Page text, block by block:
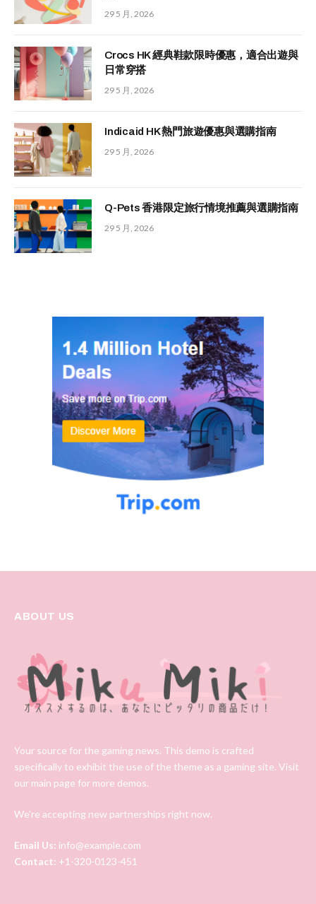
29 5 月, 2026
Crocs HK 經典鞋款限時優惠，適合出遊與
日常穿搭
29 5 月, 2026
Indicaid HK 熱門旅遊優惠與選購指南
29 5 月, 2026
Q-Pets 香港限定旅行情境推薦與選購指南
29 5 月, 2026
ABOUT US
Your source for the gaming news. This demo is crafted
specifically to exhibit the use of the theme as a gaming site. Visit
our main page for more demos.
We're accepting new partnerships right now.
Email Us: info@example.com
Contact: +1-320-0123-451